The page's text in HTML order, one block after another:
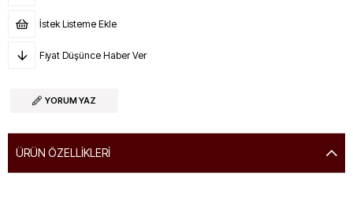
İstek Listeme Ekle
Fiyat Düşünce Haber Ver
YORUM YAZ
ÜRÜN ÖZELLIKLERI